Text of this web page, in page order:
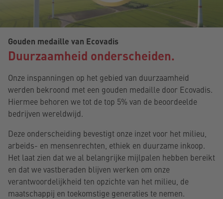
Gouden medaille van Ecovadis
Duurzaamheid onderscheiden.
Onze inspanningen op het gebied van duurzaamheid
werden bekroond met een gouden medaille door Ecovadis.
Hiermee behoren we tot de top 5% van de beoordeelde
bedrijven wereldwijd.
Deze onderscheiding bevestigt onze inzet voor het milieu,
arbeids- en mensenrechten, ethiek en duurzame inkoop.
Het laat zien dat we al belangrijke mijlpalen hebben bereikt
en dat we vastberaden blijven werken om onze
verantwoordelijkheid ten opzichte van het milieu, de
maatschappij en toekomstige generaties te nemen.